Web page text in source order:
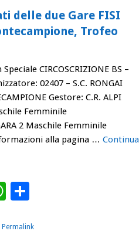
delle due Gare FISI
Trofeo
CIRCOSCRIZIONE BS –
02407 – S.C. RONGAI
Gestore: C.R. ALPI
Femminile
2 Maschile Femminile
alla pagina … Continua
WhatsApp
Condividi
Permalink